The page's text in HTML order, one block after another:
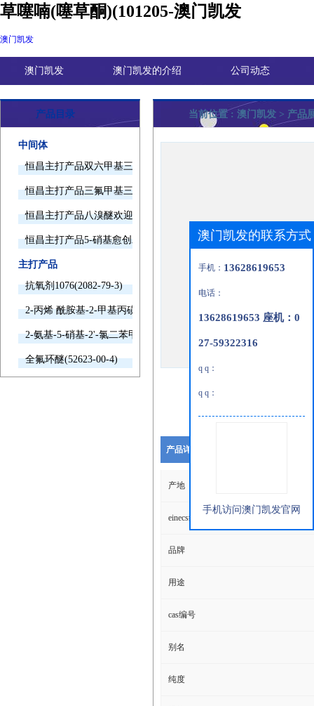
草噻喃(噻草酮)(101205-澳门凯发
澳门凯发
澳门凯发 澳门凯发的介绍 公司动态
产品目录
中间体
恒昌主打产品双六甲基三胺欢迎询价
恒昌主打产品三氟甲基三甲基硅烷欢迎询价
恒昌主打产品八溴醚欢迎询价
恒昌主打产品5-硝基愈创木酚钠欢迎询价
主打产品
抗氧剂1076(2082-79-3)
2-丙烯 酰胺基-2-甲基丙磺酸(15214-89-8)
2-氨基-5-硝基-2'-氯二苯甲酮(2011-66-7)
全氟环醚(52623-00-4)
当前位置 : 澳门凯发 > 产品
产品详细说明
产地
einecs编号
品牌
用途
cas编号
别名
纯度
澳门凯发的联系方式
手机： 13628619653
电话：
13628619653 座机：0
27-59322316
q q：
q q：
手机访问澳门凯发官网